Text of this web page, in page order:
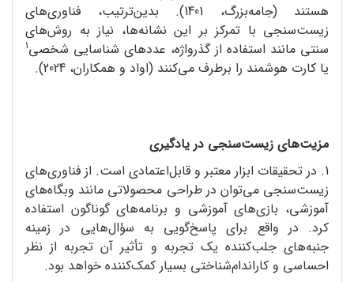
هستند (جامه‌بزرگ، 1401). بدین‌ترتیب، فناوری‌های
زیست‌سنجی با تمرکز بر این نشانه‌ها، نیاز به روش‌های
سنتی مانند استفاده از گذرواژه، عددهای شناسایی شخصی1
یا کارت هوشمند را برطرف می‌کنند (اواد و همکاران، 2024).
مزیت‌های زیست‌سنجی در یادگیری
1. در تحقیقات ابزار معتبر و قابل‌اعتمادی است. از فناوری‌های
زیست‌سنجی می‌توان در طراحی محصولاتی مانند وبگاه‌‌های
آموزشی، بازی‌های آموزشی و برنامه‌های گوناگون استفاده
کرد. در واقع برای پاسخ‌گویی به سؤال‌هایی در زمینه
جنبه‌های جلب‌کننده یک تجربه و تأثیر آن تجربه از نظر
احساسی و کاراندام‌شناختی بسیار کمک‌کننده خواهد بود.